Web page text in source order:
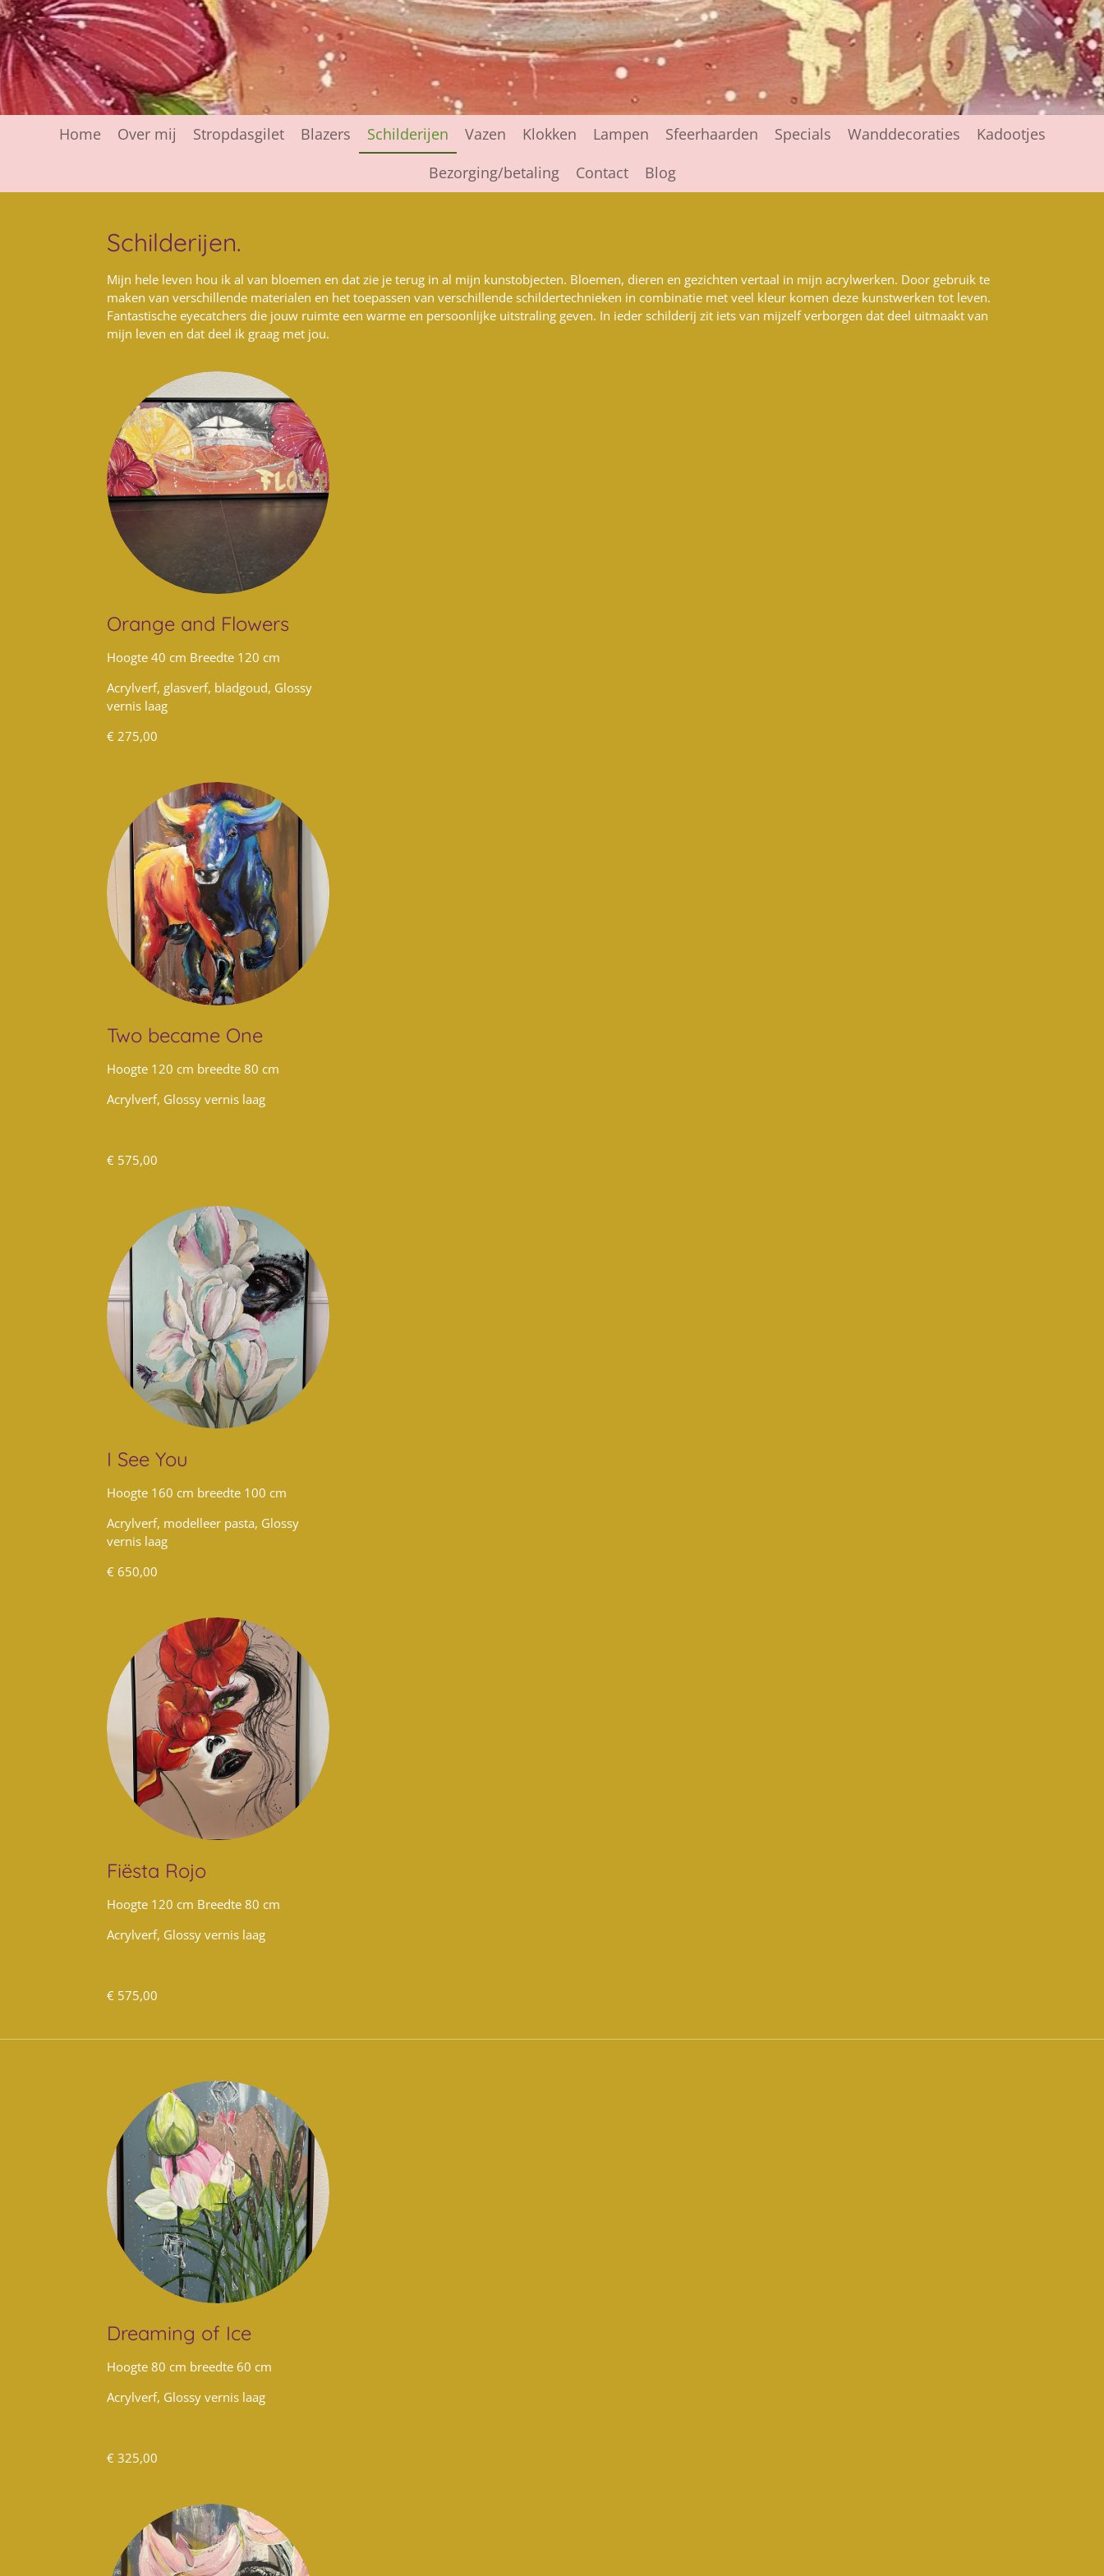
Home Over mij Stropdasgilet Blazers Schilderijen Vazen Klokken Lampen Sfeerhaarden Specials Wanddecoraties
Kadootjes
Bezorging/betaling
Contact Blog
Schilderijen.
Mijn hele leven hou ik al van bloemen en dat zie je terug in al mijn kunstobjecten. Bloemen, dieren en gezichten vertaal in mijn acrylwerken. Door gebruik te
maken van verschillende materialen en het toepassen van verschillende schildertechnieken in combinatie met veel kleur komen deze kunstwerken tot leven.
Fantastische eyecatchers die jouw ruimte een warme en persoonlijke uitstraling geven. In ieder schilderij zit iets van mijzelf verborgen dat deel uitmaakt van
mijn leven en dat deel ik graag met jou.
Orange and Flowers
Hoogte 40 cm Breedte 120 cm
Acrylverf, glasverf, bladgoud, Glossy
vernis laag
€ 275,00
Two became One
Hoogte 120 cm breedte 80 cm
Acrylverf, Glossy vernis laag
€ 575,00
I See You
Hoogte 160 cm breedte 100 cm
Acrylverf, modelleer pasta, Glossy
vernis laag
€ 650,00
Fiësta Rojo
Hoogte 120 cm Breedte 80 cm
Acrylverf, Glossy vernis laag
€ 575,00
Dreaming of Ice
Hoogte 80 cm breedte 60 cm
Acrylverf, Glossy vernis laag
€ 325,00